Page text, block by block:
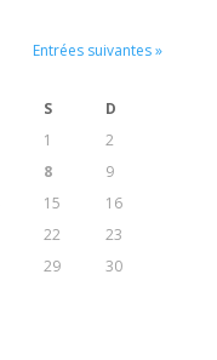
Entrées suivantes »
S
D
1
2
8
9
15
16
22
23
29
30